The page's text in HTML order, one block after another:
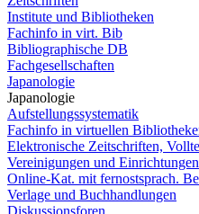
Institute und Bibliotheken
Fachinfo in virt. Bib
Bibliographische DB
Fachgesellschaften
Japanologie
Japanologie
Aufstellungssystematik
Fachinfo in virtuellen
Elektronische Zeitschriften,
Vereinigungen und Einrichtungen
Online-Kat. mit fernostsprach.
Verlage und Buchhandlungen
Diskussionsforen